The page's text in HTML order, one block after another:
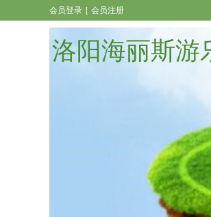
洛阳海丽斯游
会员登录 会员注册